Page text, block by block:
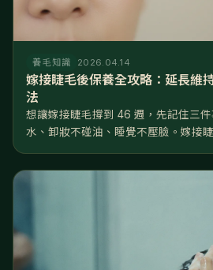
養毛知識 2026.04.14
嫁接睫毛後保養全攻略：延長維
法
想讓嫁接睫毛撐到 46 週，先記住三
水、卸妝不碰油、睡覺不壓臉。嫁接
水，回家後的日常習慣才是決定壽命